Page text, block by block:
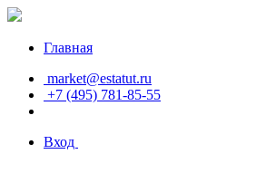
Главная
market@estatut.ru
+7 (495) 781-85-55
Вход